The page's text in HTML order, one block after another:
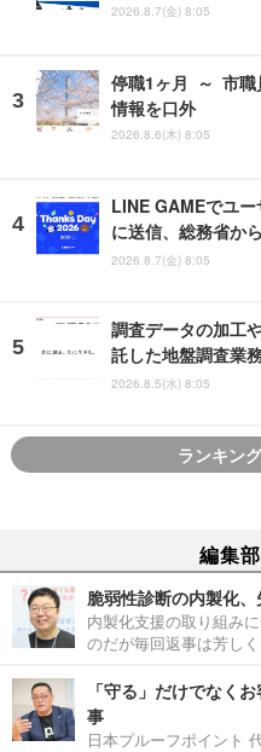
2026.8.7(金) 8:05
停職1ヶ月 ～ 市職
情報を口外
2026.8.6(木) 8:05
LINE GAMEでユ
に送信、総務省か
2026.8.7(金) 8:05
調査データの加工
託した地盤調査業
2026.8.5(水) 8:05
ランキン
編集
脆弱性診断の内製化
内製化支援の取り組み
のだが毎回返事は芳し
「守る」だけでなく
事
日本プルーフポイント